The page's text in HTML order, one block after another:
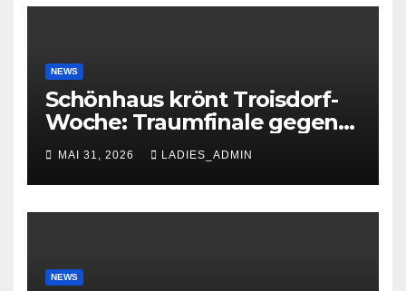
NEWS
Schönhaus krönt Troisdorf-
Woche: Traumfinale gegen
Petkovic begeistert 600
Zuschauer
MAI 31, 2026 LADIES_ADMIN
NEWS